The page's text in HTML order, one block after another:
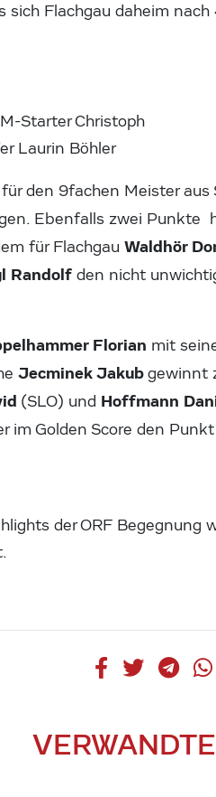
sich Flachgau daheim
Starter Christoph
Laurin Böhler
den 9fachen Meister
Ebenfalls zwei Punkte
für FlachgauWaldhör
Randolfden nicht
Florian mit
Jecminek Jakubgewinnt
(SLO) und Hoffmann
im Golden Score den
der ORF